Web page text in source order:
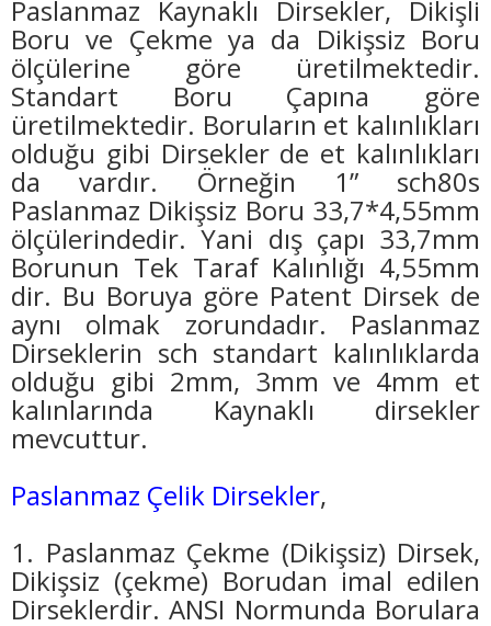
Paslanmaz Kaynaklı Dirsekler, Dikişli
Boru ve Çekme ya da Dikişsiz Boru
ölçülerine göre üretilmektedir.
Standart Boru Çapına göre
üretilmektedir. Boruların et kalınlıkları
olduğu gibi Dirsekler de et kalınlıkları
da vardır. Örneğin 1” sch80s
Paslanmaz Dikişsiz Boru 33,7*4,55mm
ölçülerindedir. Yani dış çapı 33,7mm
Borunun Tek Taraf Kalınlığı 4,55mm
dir. Bu Boruya göre Patent Dirsek de
aynı olmak zorundadır. Paslanmaz
Dirseklerin sch standart kalınlıklarda
olduğu gibi 2mm, 3mm ve 4mm et
kalınlarında Kaynaklı dirsekler
mevcuttur.
Paslanmaz Çelik Dirsekler,
1. Paslanmaz Çekme (Dikişsiz) Dirsek,
Dikişsiz (çekme) Borudan imal edilen
Dirseklerdir. ANSI Normunda Borulara